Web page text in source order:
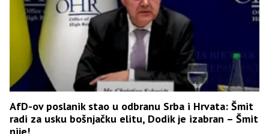
AfD-ov poslanik stao u odbranu Srba i Hrvata: Šmit
radi za usku bošnjačku elitu, Dodik je izabran – Šmit